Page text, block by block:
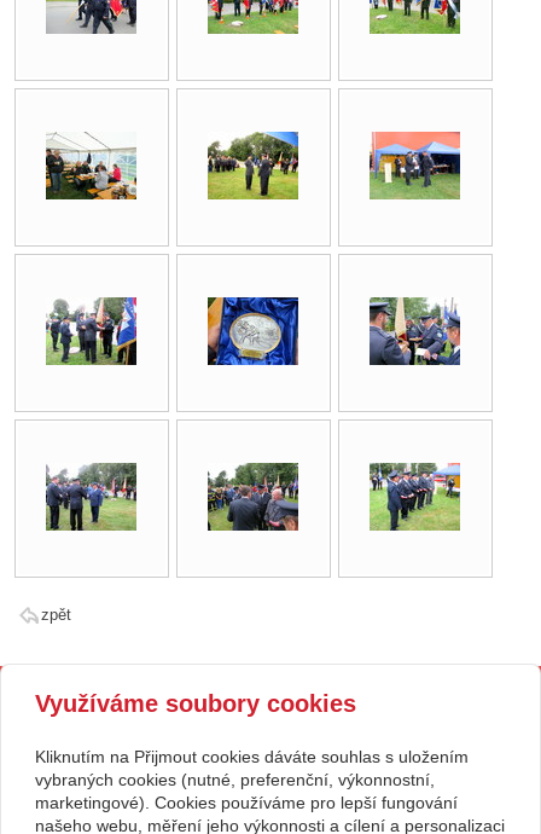
zpět
Kontakt
SH ČMS - Sbor dobrovolných
spolek,
se sídlem Karla Krohna 270,
273 24 Velvary
00874043
hasici.velvary@seznam.cz
www.sdhvelvary.cz
ID datové schránky: qsm3p3v
Facebook: Hasiči Velvary
Č.účtu: 387496329 / 0800
Využíváme soubory cookies
Kliknutím na Přijmout cookies dáváte souhlas s uložením
vybraných cookies (nutné, preferenční, výkonnostní,
marketingové). Cookies používáme pro lepší fungování
našeho webu, měření jeho výkonnosti a cílení a personalizaci